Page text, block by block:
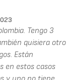
Tengo 3
quisiera otro
Están
en estos casos